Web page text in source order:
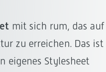
mit sich rum, das auf
zu erreichen. Das ist
eigenes Stylesheet